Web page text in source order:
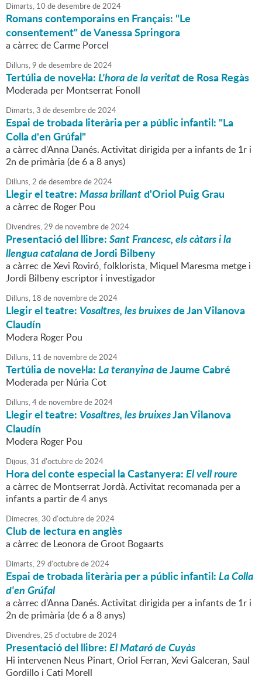
Dimarts, 10 dedesembrede2024
Romans contemporains en Français: "Le
consentement" de Vanessa Springora
a càrrec de Carme Porcel
Dilluns,9 dedesembrede2024
Tertúlia de novel·la:L'hora de la veritatde Rosa Regàs
Moderada per Montserrat Fonoll
Dimarts,3 dedesembrede2024
Espai de trobada literària per a públic infantil: "La
Colla d'en Grúfal"
a càrrec d'Anna Danés. Activitat dirigida per a infants de 1r i
2n de primària (de 6 a 8 anys)
Dilluns,2 dedesembrede2024
Llegir el teatre:Massa brillantd'Oriol Puig Grau
a càrrec de Roger Pou
Divendres,29 de novembrede2024
Presentació del llibre:Sant Francesc, els càtars i la
llengua catalanade Jordi Bilbeny
a càrrec de Xevi Roviró, folklorista, Miquel Maresma metge i
Jordi Bilbeny escriptor i investigador
Dilluns, 18 de novembrede2024
Llegir el teatre: Vosaltres, les bruixesde Jan Vilanova
Claudín
Modera Roger Pou
Dilluns, 11 de novembrede2024
Tertúlia de novel·la:La teranyinade Jaume Cabré
Moderada per Núria Cot
Dilluns,4de novembrede2024
Llegir el teatre: Vosaltres, les bruixesJan Vilanova
Claudín
Modera Roger Pou
Dijous,31 d'octubrede2024
Hora del conte especial la Castanyera:El vell roure
a càrrec de Montserrat Jordà. Activitat recomanada per a
infants a partir de 4 anys
Dimecres,30 d'octubrede2024
Club de lectura en anglès
a càrrec de Leonora de Groot Bogaarts
Dimarts,29 d'octubrede2024
Espai de trobada literària per a públic infantil:La Colla
d'en Grúfal
a càrrec d'Anna Danés. Activitat dirigida per a infants de 1r i
2n de primària (de 6 a 8 anys)
Divendres,25 d'octubrede2024
Presentació del llibre:El Mataró de Cuyàs
Hi intervenen Neus Pinart, Oriol Ferran, Xevi Galceran, Saül
Gordillo i Cati Morell